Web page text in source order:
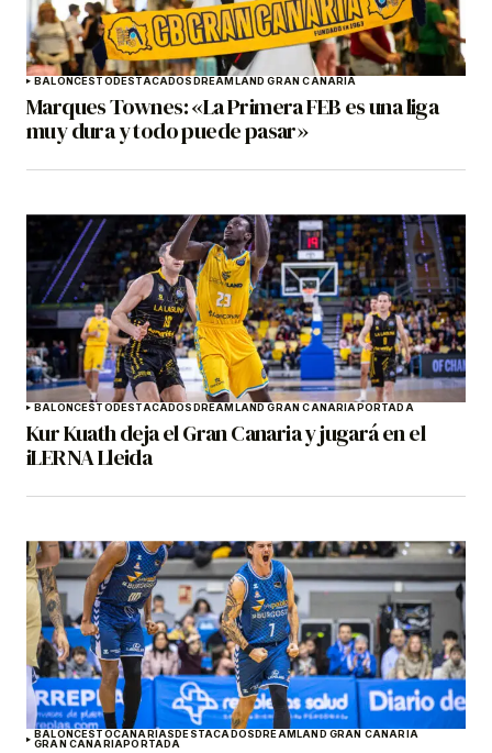
BALONCESTODESTACADOSDREAMLAND GRAN CANARIA
Marques Townes: «La Primera FEB es una liga
muy dura y todo puede pasar»
BALONCESTODESTACADOSDREAMLAND GRAN CANARIAPORTADA
Kur Kuath deja el Gran Canaria y jugará en el
iLERNA Lleida
BALONCESTOCANARIASDESTACADOSDREAMLAND GRAN CANARIA
GRAN CANARIAPORTADA